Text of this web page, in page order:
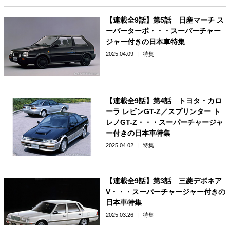
【連載全9話】第5話 日産マーチ ス
ーパーターボ・・・スーパーチャー
ジャー付きの日本車特集
2025.04.09 特集
【連載全9話】第4話 トヨタ・カロ
ーラ レビンGT-Z／スプリンター ト
レノGT-Z・・・スーパーチャージャ
ー付きの日本車特集
2025.04.02 特集
【連載全9話】第3話 三菱デボネア
V・・・スーパーチャージャー付きの
日本車特集
2025.03.26 特集